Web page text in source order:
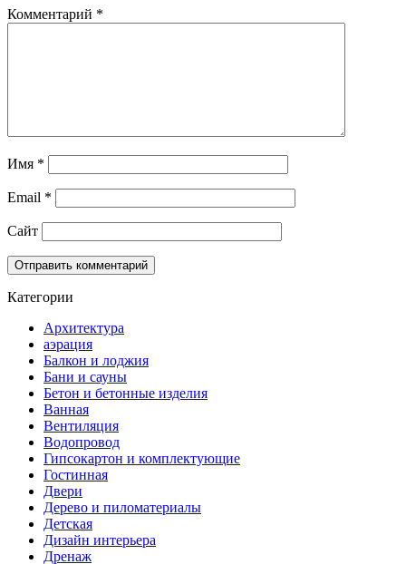
Комментарий *
Имя *
Email *
Сайт
Категории
Архитектура
аэрация
Балкон и лоджия
Бани и сауны
Бетон и бетонные изделия
Ванная
Вентиляция
Водопровод
Гипсокартон и комплектующие
Гостинная
Двери
Дерево и пиломатериалы
Детская
Дизайн интерьера
Дренаж